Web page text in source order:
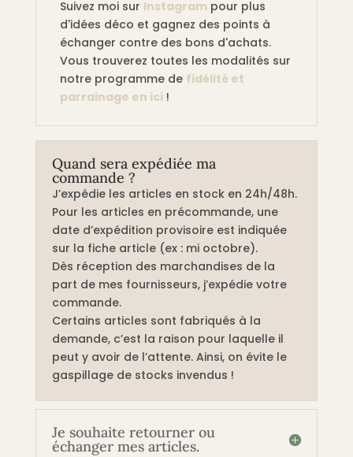
Suivez moi sur Instagram pour plus
d'idées déco et gagnez des points à
échanger contre des bons d'achats.
Vous trouverez toutes les modalités sur
notre programme de fidélité et
parrainage en ici !
Quand sera expédiée ma
commande ?
J’expédie les articles en stock en 24h/48h.
Pour les articles en précommande, une
date d’expédition provisoire est indiquée
sur la fiche article (ex : mi octobre).
Dès réception des marchandises de la
part de mes fournisseurs, j’expédie votre
commande.
Certains articles sont fabriqués à la
demande, c’est la raison pour laquelle il
peut y avoir de l’attente. Ainsi, on évite le
gaspillage de stocks invendus !
Je souhaite retourner ou
échanger mes articles.